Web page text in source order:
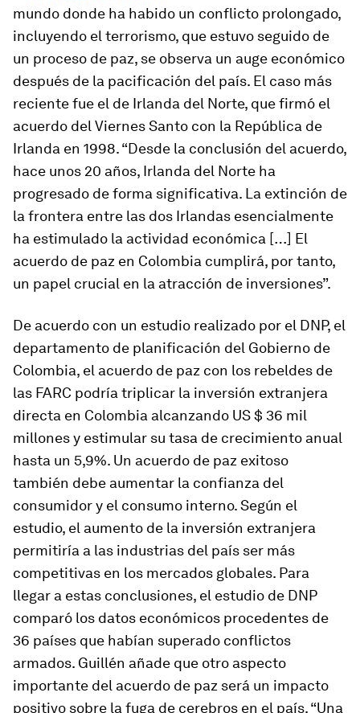
mundo donde ha habido un conflicto prolongado,
incluyendo el terrorismo, que estuvo seguido de
un proceso de paz, se observa un auge económico
después de la pacificación del país. El caso más
reciente fue el de Irlanda del Norte, que firmó el
acuerdo del Viernes Santo con la República de
Irlanda en 1998. “Desde la conclusión del acuerdo,
hace unos 20 años, Irlanda del Norte ha
progresado de forma significativa. La extinción de
la frontera entre las dos Irlandas esencialmente
ha estimulado la actividad económica […] El
acuerdo de paz en Colombia cumplirá, por tanto,
un papel crucial en la atracción de inversiones”.
De acuerdo con un estudio realizado por el DNP, el
departamento de planificación del Gobierno de
Colombia, el acuerdo de paz con los rebeldes de
las FARC podría triplicar la inversión extranjera
directa en Colombia alcanzando US $ 36 mil
millones y estimular su tasa de crecimiento anual
hasta un 5,9%. Un acuerdo de paz exitoso
también debe aumentar la confianza del
consumidor y el consumo interno. Según el
estudio, el aumento de la inversión extranjera
permitiría a las industrias del país ser más
competitivas en los mercados globales. Para
llegar a estas conclusiones, el estudio de DNP
comparó los datos económicos procedentes de
36 países que habían superado conflictos
armados. Guillén añade que otro aspecto
importante del acuerdo de paz será un impacto
positivo sobre la fuga de cerebros en el país. “Una